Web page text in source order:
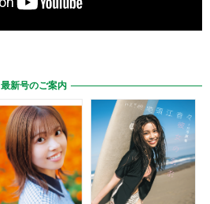
最新号のご案内